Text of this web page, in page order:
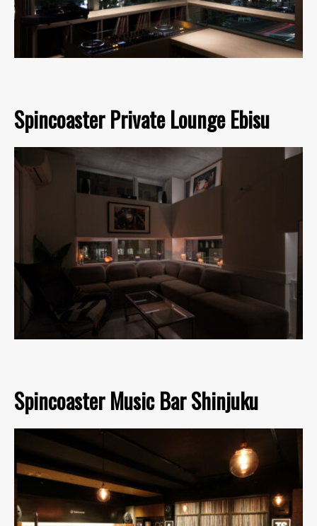
Spincoaster Private Lounge Ebisu
Spincoaster Music Bar Shinjuku